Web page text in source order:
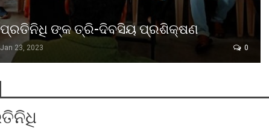
ପ୍ରତିନିଧି ଙ୍କ ତ୍ରି-ଦିବସିୟ ପ୍ରଶିକ୍ଷଣ
Jan 23, 2023 0